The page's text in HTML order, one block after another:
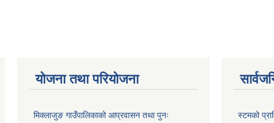
योजना तथा परियोजना
मिक्लाजुङ गाउँपालिकाको आप्रवासन तथा पुनः
स्टमको